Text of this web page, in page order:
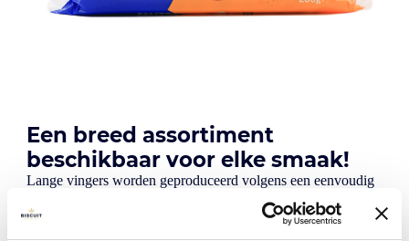
Een breed assortiment
beschikbaar voor elke smaak!
Lange vingers worden geproduceerd volgens een eenvoudig
recept. De perfecte balans tussen smaken, textuur en
dichtheid resulteert in een uniek product waarmee vele